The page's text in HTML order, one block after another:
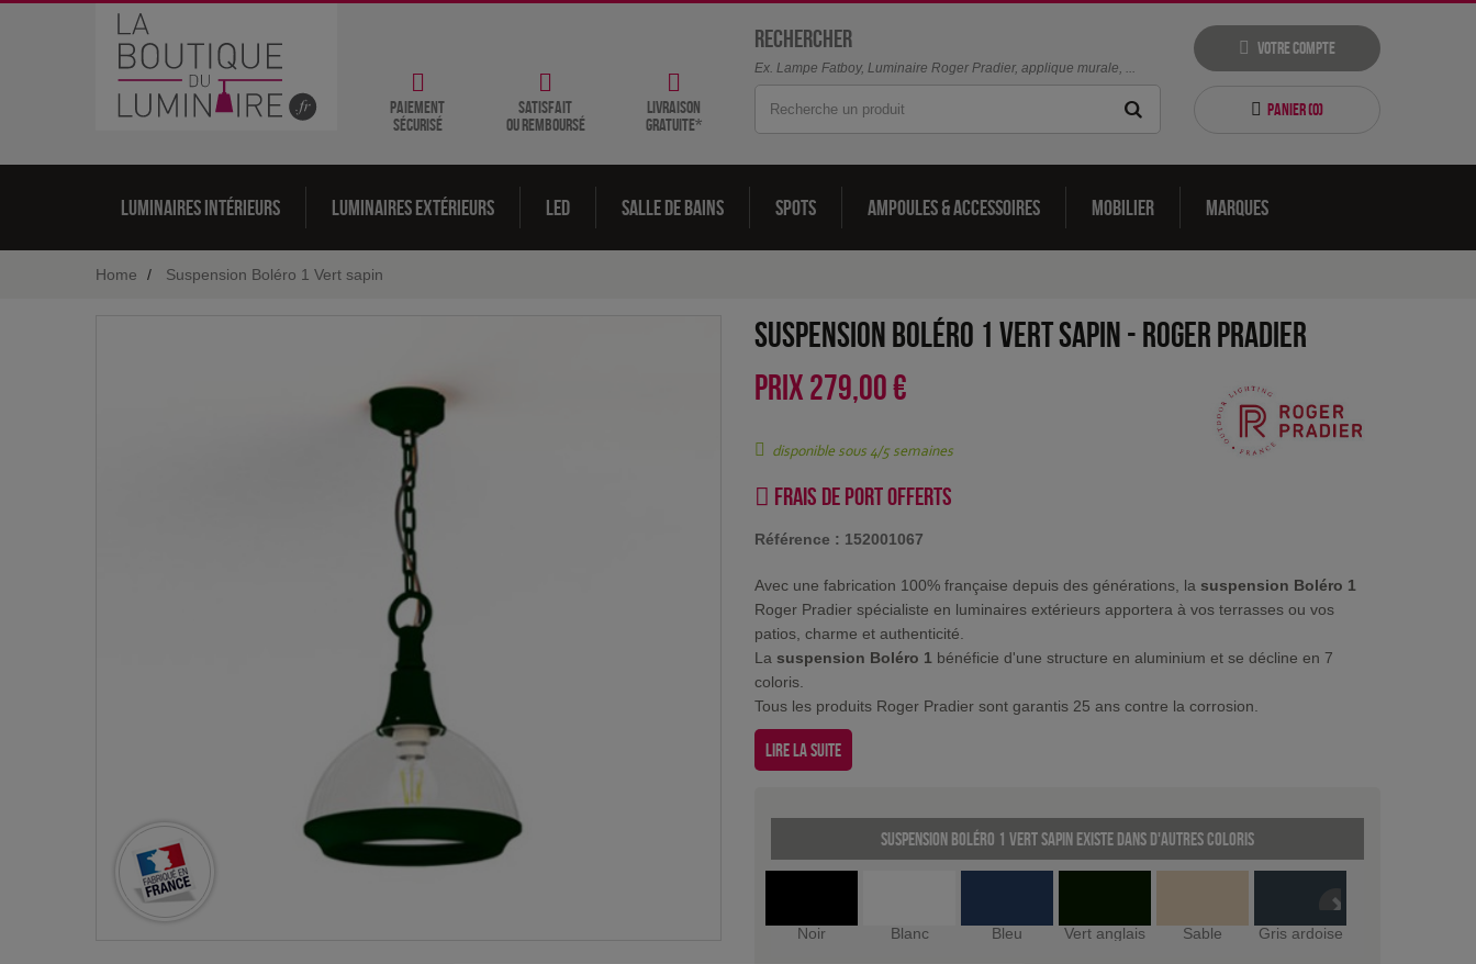
Paiement
sécurisé
satisfait
ou remboursé
livraison
gratuite*
Rechercher
Ex. Lampe Fatboy, Luminaire Roger Pradier, applique murale, ...
Votre compte
Panier (0)
Luminaires intérieurs Luminaires extérieurs LED Salle de bains Spots Ampoules & accessoires Mobilier Marques
Home Suspension Boléro 1 Vert sapin
Suspension Boléro 1 Vert sapin - Roger Pradier
PRIX 279,00 €
disponible sous 4/5 semaines
Frais de port offerts
Référence : 152001067
Avec une fabrication 100% française depuis des générations, la suspension Boléro 1
Roger Pradier spécialiste en luminaires extérieurs apportera à vos terrasses ou vos
patios, charme et authenticité.
La suspension Boléro 1 bénéficie d'une structure en aluminium et se décline en 7
coloris.
Tous les produits Roger Pradier sont garantis 25 ans contre la corrosion.
Lire la suite
Suspension Boléro 1 Vert sapin existe dans d'autres coloris
Noir Blanc Bleu Vert anglais Sable Gris ardoise